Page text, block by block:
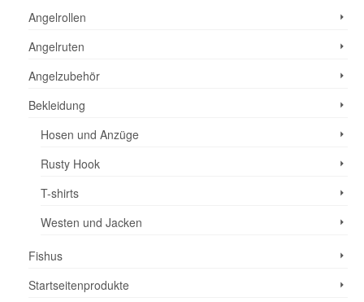
Angelrollen
Angelruten
Angelzubehör
Bekleidung
Hosen und Anzüge
Rusty Hook
T-shirts
Westen und Jacken
Fishus
Startseitenprodukte